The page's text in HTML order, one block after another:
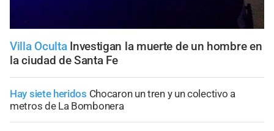
Villa Oculta Investigan la muerte de un hombre en
la ciudad de Santa Fe
Hay siete heridos Chocaron un tren y un colectivo a
metros de La Bombonera